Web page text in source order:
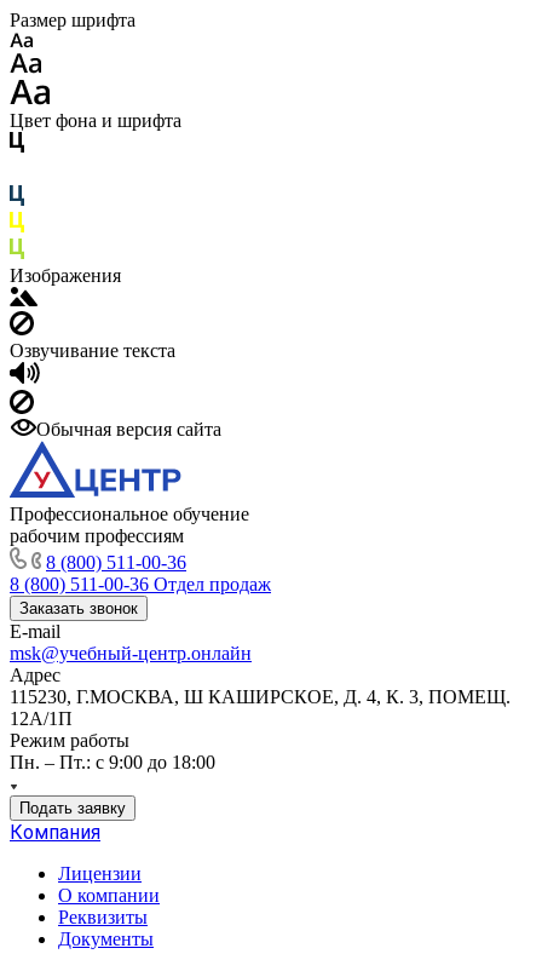
Размер шрифта
Цвет фона и шрифта
Изображения
Озвучивание текста
Обычная версия сайта
Профессиональное обучение
рабочим профессиям
8 (800) 511-00-36
8 (800) 511-00-36 Отдел продаж
Заказать звонок
E-mail
msk@учебный-центр.онлайн
Адрес
115230, Г.МОСКВА, Ш КАШИРСКОЕ, Д. 4, К. 3, ПОМЕЩ.
12А/1П
Режим работы
Пн. – Пт.: с 9:00 до 18:00
Подать заявку
Компания
Лицензии
О компании
Реквизиты
Документы